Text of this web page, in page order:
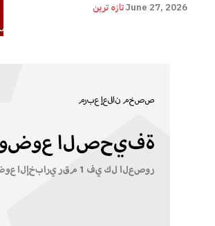
تازہ ترینJune 27, 2026